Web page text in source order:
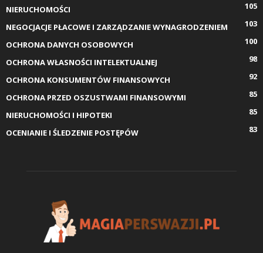
NIERUCHOMOŚCI
105
NEGOCJACJE PŁACOWE I ZARZĄDZANIE WYNAGRODZENIEM
103
OCHRONA DANYCH OSOBOWYCH
100
OCHRONA WŁASNOŚCI INTELEKTUALNEJ
98
OCHRONA KONSUMENTÓW FINANSOWYCH
92
OCHRONA PRZED OSZUSTWAMI FINANSOWYMI
85
NIERUCHOMOŚCI I HIPOTEKI
85
OCENIANIE I ŚLEDZENIE POSTĘPÓW
83